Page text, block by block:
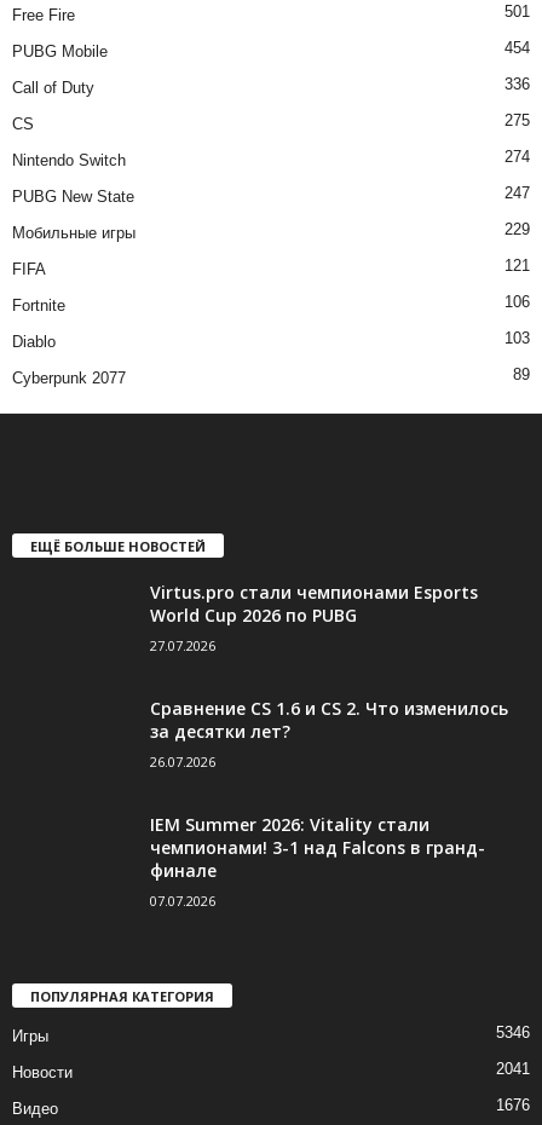
Free Fire 501
PUBG Mobile 454
Call of Duty 336
CS 275
Nintendo Switch 274
PUBG New State 247
Мобильные игры 229
FIFA 121
Fortnite 106
Diablo 103
Cyberpunk 2077 89
ЕЩЁ БОЛЬШЕ НОВОСТЕЙ
Virtus.pro стали чемпионами Esports
World Cup 2026 по PUBG
27.07.2026
Сравнение CS 1.6 и CS 2. Что изменилось
за десятки лет?
26.07.2026
IEM Summer 2026: Vitality стали
чемпионами! 3-1 над Falcons в гранд-
финале
07.07.2026
ПОПУЛЯРНАЯ КАТЕГОРИЯ
Игры 5346
Новости 2041
Видео 1676